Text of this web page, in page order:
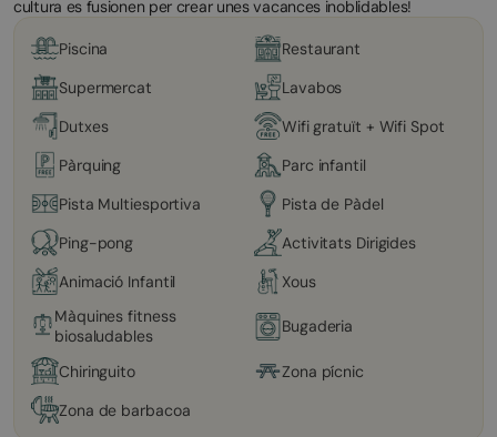
cultura es fusionen per crear unes vacances inoblidables!
Piscina
Restaurant
Supermercat
Lavabos
Dutxes
Wifi gratuït + Wifi Spot
Pàrquing
Parc infantil
Pista Multiesportiva
Pista de Pàdel
Ping-pong
Activitats Dirigides
Animació Infantil
Xous
Màquines fitness
biosaludables
Bugaderia
Chiringuito
Zona pícnic
Zona de barbacoa